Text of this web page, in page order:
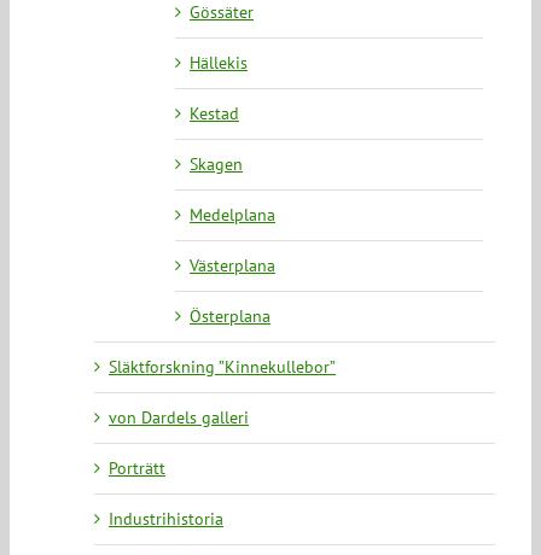
Gössäter
Hällekis
Kestad
Skagen
Medelplana
Västerplana
Österplana
Släktforskning ”Kinnekullebor”
von Dardels galleri
Porträtt
Industrihistoria